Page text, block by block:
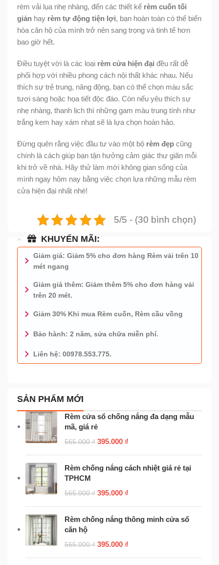
rèm vải lụa nhẹ nhàng, đến các thiết kế rèm cuốn tối
giản hay rèm tự động tiện lợi, bạn hoàn toàn có thể biến
hóa căn hộ của mình trở nên sang trọng và tinh tế hơn
bao giờ hết.
Điều tuyệt vời là các loại rèm cửa hiện đại đều rất dễ
phối hợp với nhiều phong cách nội thất khác nhau. Nếu
thích sự trẻ trung, năng động, bạn có thể chọn màu sắc
tươi sáng hoặc họa tiết độc đáo. Còn nếu yêu thích sự
nhẹ nhàng, thanh lịch thì những gam màu trung tính như
trắng kem hay xám nhạt sẽ là lựa chọn hoàn hảo.
Đừng quên rằng việc đầu tư vào một bộ rèm đẹp cũng
chính là cách giúp bạn tận hưởng cảm giác thư giãn mỗi
khi trở về nhà. Hãy thử làm mới không gian sống của
mình ngay hôm nay bằng việc chọn lựa những mẫu rèm
cửa hiện đại nhất nhé!
5/5 - (30 bình chọn)
KHUYẾN MÃI:
Giảm giá: Giảm 5% cho đơn hàng Rèm vải trên 10
mét ngang
Giảm giá thêm: Giảm thêm 5% cho đơn hàng vải
trên 20 mét.
Giảm 30% Khi mua Rèm cuốn, Rèm cầu vồng
Bảo hành: 2 năm, sửa chữa miễn phí.
Liên hệ: 00978.553.775.
0978.553.775 - TƯ VẤN MIỄN PHÍ
SẢN PHẨM MỚI
Rèm cửa sổ chống nắng đa dạng mẫu
mã, giá rẻ
565.000₫ 395.000 ₫
Rèm chống nắng cách nhiệt giá rẻ tại
TPHCM
565.000₫ 395.000 ₫
Rèm chống nắng thông minh cửa sổ
căn hộ
565.000₫ 395.000 ₫